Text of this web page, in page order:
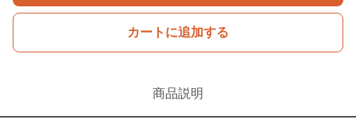
カートに追加する
商品説明